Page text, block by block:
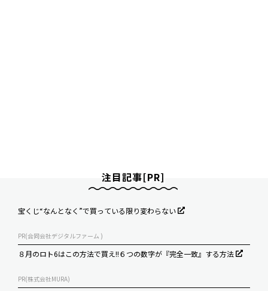
注目記事[PR]
宝くじ“なんとなく”で買っている限り変わらない
PR(合同会社デジタルファーム )
８月のロト6はこの方法で買え!!６つの数字が『完全一致』する方法
PR(株式会社MURA)